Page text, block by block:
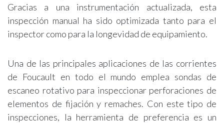
Gracias a una instrumentación actualizada, esta
inspección manual ha sido optimizada tanto para el
inspector como para la longevidad de equipamiento.
Una de las principales aplicaciones de las corrientes
de Foucault en todo el mundo emplea sondas de
escaneo rotativo para inspeccionar perforaciones de
elementos de fijación y remaches. Con este tipo de
inspecciones, la herramienta de preferencia es un